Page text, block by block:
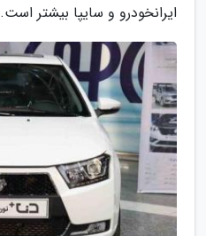
ایرانخودرو و سایپا بیشتر است.